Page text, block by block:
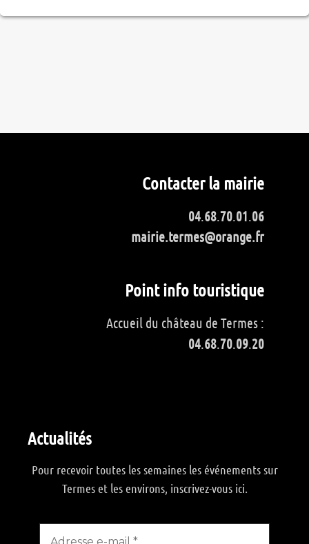
Contacter la mairie
04.68.70.01.06
mairie.termes@orange.fr
Point info touristique
Accueil du château de Termes :
04.68.70.09.20
Actualités
Pour recevoir toutes les semaines les événements sur
Termes et les environs, inscrivez-vous ici.